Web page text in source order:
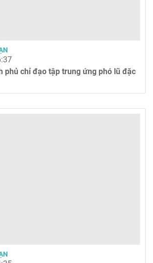
phủ chỉ đạo tập trung ứng phó lũ đặc